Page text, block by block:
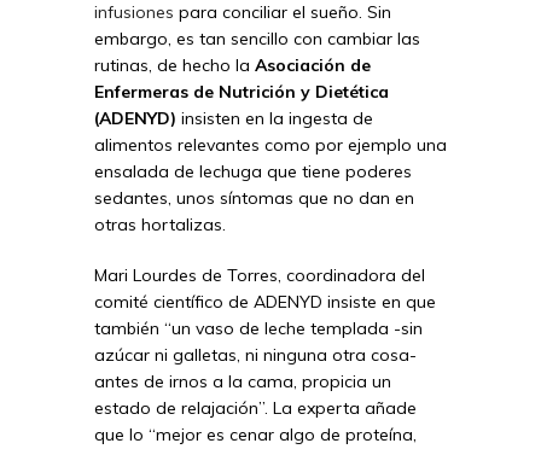
infusiones para conciliar el sueño. Sin
embargo, es tan sencillo con cambiar las
rutinas, de hecho la Asociación de
Enfermeras de Nutrición y Dietética
(ADENYD) insisten en la ingesta de
alimentos relevantes como por ejemplo una
ensalada de lechuga que tiene poderes
sedantes, unos síntomas que no dan en
otras hortalizas.
Mari Lourdes de Torres, coordinadora del
comité científico de ADENYD insiste en que
también “un vaso de leche templada -sin
azúcar ni galletas, ni ninguna otra cosa-
antes de irnos a la cama, propicia un
estado de relajación”. La experta añade
que lo “mejor es cenar algo de proteína,